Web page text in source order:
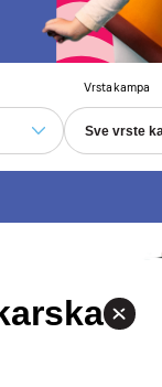
Vrsta kampa